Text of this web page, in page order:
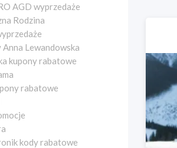
AGD wyprzedaże
Rodzina
Anna Lewandowska
kupony rabatowe
rabatowe
kody rabatowe